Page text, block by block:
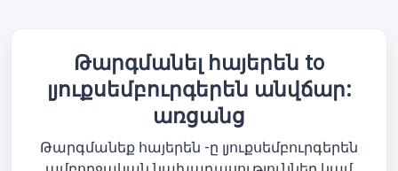
Թարգմանել հայերեն to
լյուքսեմբուրգերեն անվճար:
առցանց
Թարգմանեք հայերեն -ը լյուքսեմբուրգերեն